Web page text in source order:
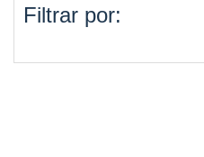
Filtrar por: